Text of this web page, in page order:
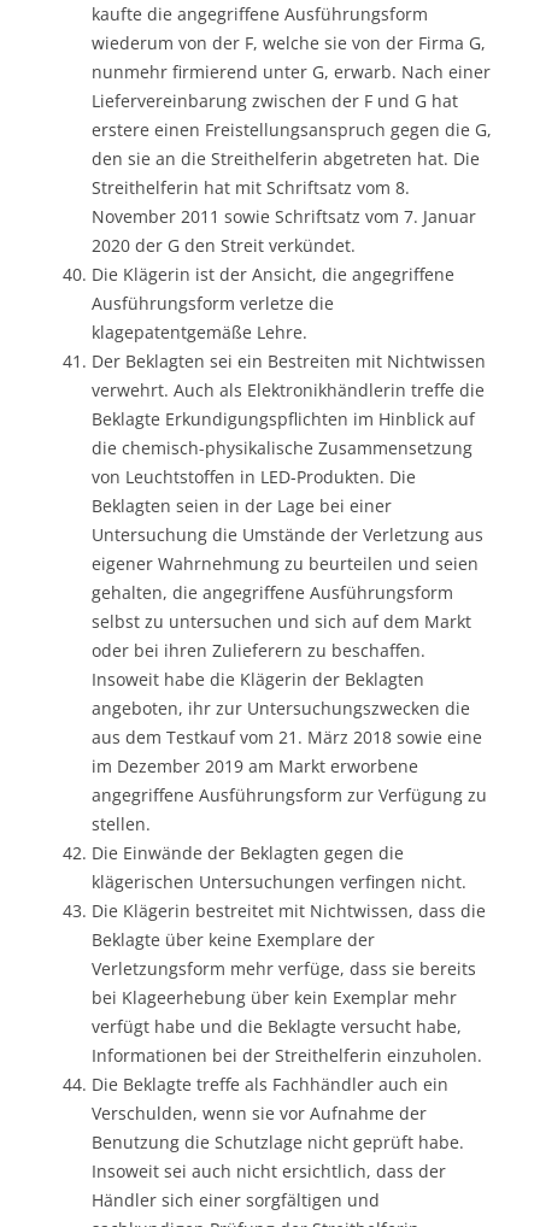
kaufte die angegriffene Ausführungsform
wiederum von der F, welche sie von der Firma G,
nunmehr firmierend unter G, erwarb. Nach einer
Liefervereinbarung zwischen der F und G hat
erstere einen Freistellungsanspruch gegen die G,
den sie an die Streithelferin abgetreten hat. Die
Streithelferin hat mit Schriftsatz vom 8.
November 2011 sowie Schriftsatz vom 7. Januar
2020 der G den Streit verkündet.
Die Klägerin ist der Ansicht, die angegriffene
Ausführungsform verletze die
klagepatentgemäße Lehre.
Der Beklagten sei ein Bestreiten mit Nichtwissen
verwehrt. Auch als Elektronikhändlerin treffe die
Beklagte Erkundigungspflichten im Hinblick auf
die chemisch-physikalische Zusammensetzung
von Leuchtstoffen in LED-Produkten. Die
Beklagten seien in der Lage bei einer
Untersuchung die Umstände der Verletzung aus
eigener Wahrnehmung zu beurteilen und seien
gehalten, die angegriffene Ausführungsform
selbst zu untersuchen und sich auf dem Markt
oder bei ihren Zulieferern zu beschaffen.
Insoweit habe die Klägerin der Beklagten
angeboten, ihr zur Untersuchungszwecken die
aus dem Testkauf vom 21. März 2018 sowie eine
im Dezember 2019 am Markt erworbene
angegriffene Ausführungsform zur Verfügung zu
stellen.
Die Einwände der Beklagten gegen die
klägerischen Untersuchungen verfingen nicht.
Die Klägerin bestreitet mit Nichtwissen, dass die
Beklagte über keine Exemplare der
Verletzungsform mehr verfüge, dass sie bereits
bei Klageerhebung über kein Exemplar mehr
verfügt habe und die Beklagte versucht habe,
Informationen bei der Streithelferin einzuholen.
Die Beklagte treffe als Fachhändler auch ein
Verschulden, wenn sie vor Aufnahme der
Benutzung die Schutzlage nicht geprüft habe.
Insoweit sei auch nicht ersichtlich, dass der
Händler sich einer sorgfältigen und